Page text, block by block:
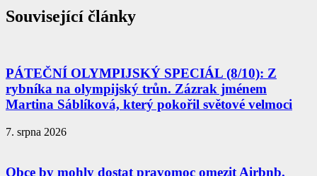
Související články
PÁTEČNÍ OLYMPIJSKÝ SPECIÁL (8/10): Z
rybníka na olympijský trůn. Zázrak jménem
Martina Sáblíková, který pokořil světové velmoci
7. srpna 2026
Obce by mohly dostat pravomoc omezit Airbnb.